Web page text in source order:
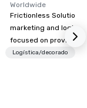
Worldwide
Frictionless Solutions
marketing and
focused on providing
meeting planning
Logística/decorado